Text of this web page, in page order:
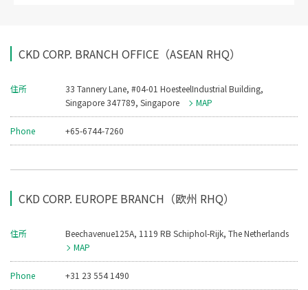
CKD CORP. BRANCH OFFICE（ASEAN RHQ）
住所
33 Tannery Lane, #04-01 HoesteelIndustrial Building,
Singapore 347789, Singapore
MAP
Phone +65-6744-7260
CKD CORP. EUROPE BRANCH（欧州 RHQ）
住所
Beechavenue125A, 1119 RB Schiphol-Rijk, The Netherlands
MAP
Phone +31 23 554 1490